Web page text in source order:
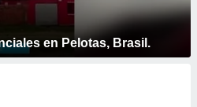
en Pelotas, Brasil.